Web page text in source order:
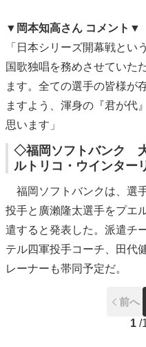
▼岡本知高さん コメント▼
「日本シリーズ開幕戦とい
国歌独唱を務めさせていた
ます。全ての選手の皆様が
ますよう、渾身の『君が代
思います」
◇福岡ソフトバンク
ルトリコ・ウインター
福岡ソフトバンクは、選
投手と廣瀨隆太選手をプエ
遣すると発表した。派遣チ
テル四軍投手コーチ、田代
レーナーも帯同予定だ。
前へ
1 /